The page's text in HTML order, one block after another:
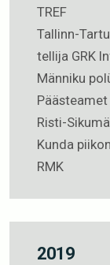
TREF
Tallinn-
tellija GRK
Männiku
Päästeamet
Risti-
Kunda
RMK
2019